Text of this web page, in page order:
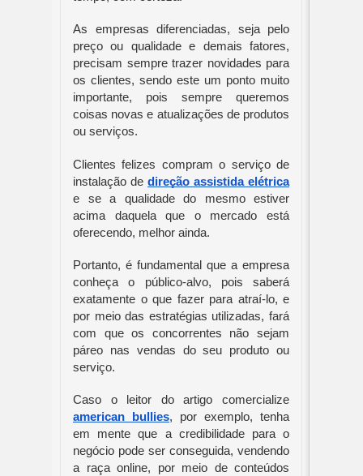
As empresas diferenciadas, seja pelo
preço ou qualidade e demais fatores,
precisam sempre trazer novidades para
os clientes, sendo este um ponto muito
importante, pois sempre queremos
coisas novas e atualizações de produtos
ou serviços.
Clientes felizes compram o serviço de
instalação de direção assistida elétrica
e se a qualidade do mesmo estiver
acima daquela que o mercado está
oferecendo, melhor ainda.
Portanto, é fundamental que a empresa
conheça o público-alvo, pois saberá
exatamente o que fazer para atraí-lo, e
por meio das estratégias utilizadas, fará
com que os concorrentes não sejam
páreo nas vendas do seu produto ou
serviço.
american bullies, por exemplo, tenha
em mente que a credibilidade para o
negócio pode ser conseguida, vendendo
a raça online, por meio de conteúdos